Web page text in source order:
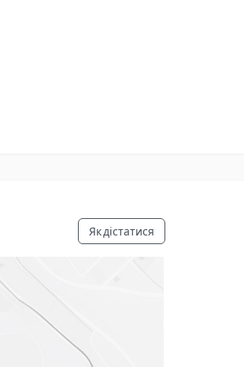
Як дістатися